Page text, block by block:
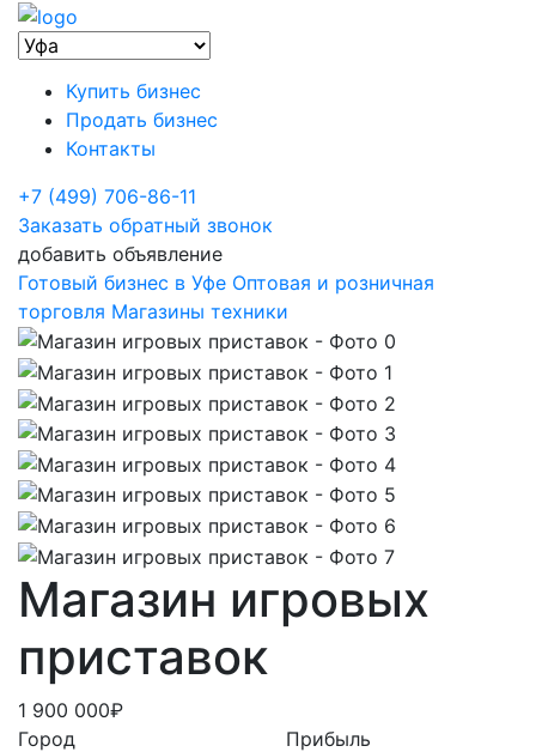
Купить бизнес
Продать бизнес
Контакты
+7 (499) 706-86-11
Заказать обратный звонок
добавить объявление
Готовый бизнес в Уфе Оптовая и розничная
торговля Магазины техники
Магазин игровых
приставок
1 900 000₽
Город
Прибыль